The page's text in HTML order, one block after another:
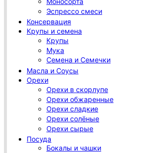
Эспрессо смеси
Консервация
Крупы и семена
Крупы
Мука
Семена и Семечки
Масла и Соусы
Орехи
Орехи в скорлупе
Орехи обжаренные
Орехи сладкие
Орехи солёные
Орехи сырые
Посуда
Бокалы и чашки